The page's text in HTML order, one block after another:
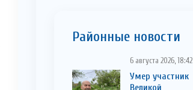
Районные новости
6 августа 2026, 18:42
Умер участник
Великой